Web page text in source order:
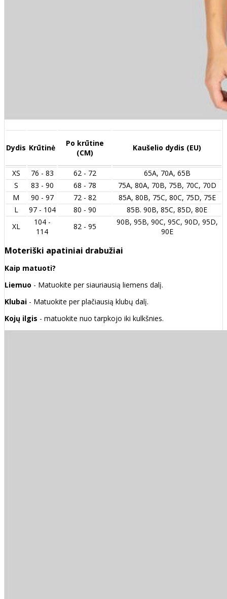
Dydis Krūtinė
Po krūtine
(CM)
Kaušelio dydis (EU)
XS 76 - 83 62 - 72
65A, 70A, 65B
S
83 - 90 68 - 78
75A, 80A, 70B, 75B, 70C, 70D
M
90 - 97 72 - 82
85A, 80B, 75C, 80C, 75D, 75E
L
97 - 104 80 - 90
85B. 90B, 85C, 85D, 80E
XL
104 -
114
82 - 95
90B, 95B, 90C, 95C, 90D, 95D,
90E
Moteriški apatiniai drabužiai
Kaip matuoti?
Liemuo - Matuokite per siauriausią liemens dalį.
Klubai - Matuokite per plačiausią klubų dalį.
Kojų ilgis - matuokite nuo tarpkojo iki kulkšnies.